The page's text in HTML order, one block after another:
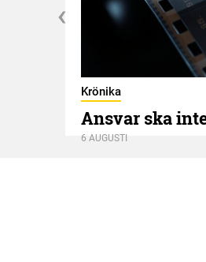
Krönika
Ansvar ska
6 AUGUSTI